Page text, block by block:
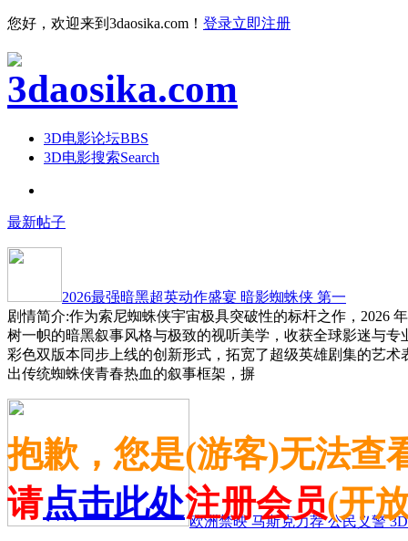
您好，欢迎来到3daosika.com！ 登录立即注册
3D电影论坛BBS
3D电影搜索Search
最新帖子
2026最强暗黑超英动作盛宴 暗影蜘蛛侠 第一
剧情简介:作为索尼蜘蛛侠宇宙极具突破性的标杆之作，2026
树一帜的暗黑叙事风格与极致的视听美学，收获全球影迷与
彩色双版本同步上线的创新形式，拓宽了超级英雄剧集的艺
出传统蜘蛛侠青春热血的叙事框架，摒
欧洲禁映 马斯克力荐 公民义警 3D
抱歉，您是(游客)无法查
请点击此处注册会员(开